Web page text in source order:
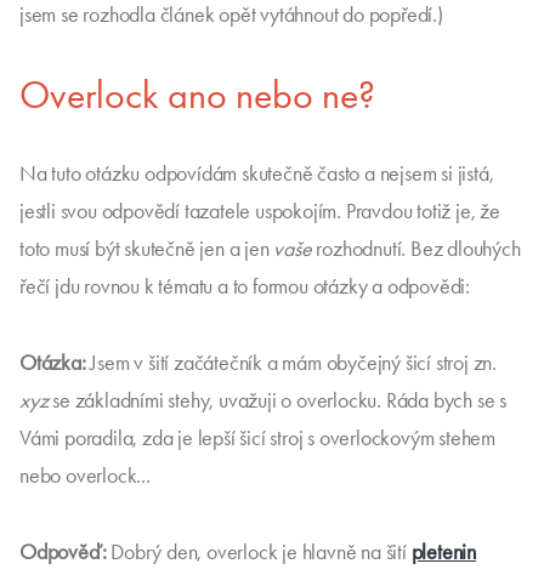
jsem se rozhodla článek opět vytáhnout do popředí.)
Overlock ano nebo ne?
Na tuto otázku odpovídám skutečně často a nejsem si jistá,
jestli svou odpovědí tazatele uspokojím. Pravdou totiž je, že
toto musí být skutečně jen a jen vašerozhodnutí. Bez dlouhých
řečí jdu rovnou k tématu a to formou otázky a odpovědi:
Otázka:Jsem v šití začátečník a mám obyčejný šicí stroj zn.
xyzse základními stehy, uvažuji o overlocku. Ráda bych se s
Vámi poradila, zda je lepší šicí stroj s overlockovým stehem
nebo overlock...
Odpověď:Dobrý den, overlock je hlavně na šití pletenin